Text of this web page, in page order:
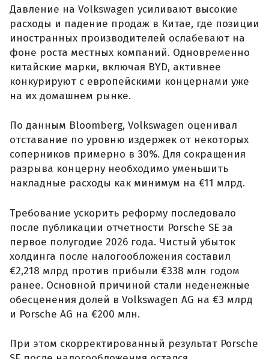
Давление на Volkswagen усиливают высокие
расходы и падение продаж в Китае, где позиции
иностранных производителей ослабевают на
фоне роста местных компаний. Одновременно
китайские марки, включая BYD, активнее
конкурируют с европейскими концернами уже
на их домашнем рынке.
По данным Bloomberg, Volkswagen оценивал
отставание по уровню издержек от некоторых
соперников примерно в 30%. Для сокращения
разрыва концерну необходимо уменьшить
накладные расходы как минимум на €11 млрд.
Требование ускорить реформу последовало
после публикации отчетности Porsche SE за
первое полугодие 2026 года. Чистый убыток
холдинга после налогообложения составил
€2,218 млрд против прибыли €338 млн годом
ранее. Основной причиной стали неденежные
обесценения долей в Volkswagen AG на €3 млрд
и Porsche AG на €200 млн.
При этом скорректированный результат Porsche